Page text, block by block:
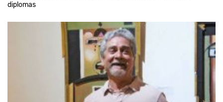
diplomas